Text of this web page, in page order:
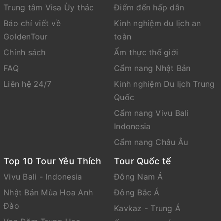
khách sẽ được hoàn lại nguyên vẹn ngay sau khi
Quý khách trở về Việt Nam và lên trình diện cơ
quan hữu quan đầy đủ.
Trung tâm Visa Ùy thác
Báo chí viết về
GoldenTour
Chính sách
FAQ
Liên hệ 24/7
Điểm đến hấp dẫn
Kinh nghiệm du lịch an
toàn
Ẩm thực thế giới
Cẩm nang Nhật Bản
Kinh nghiệm Du lịch Trung
Quốc
Cẩm nang Vivu Bali
Indonesia
Cẩm nang Châu Âu
Top 10 Tour Yêu Thích
Vivu Bali - Indonesia
Nhật Bản Mùa Hoa Anh
Đào
Tour Quốc tế
Đông Nam Á
Đông Bắc Á
Kavkaz - Trung Á